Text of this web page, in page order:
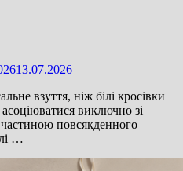
13.07.2026
взуття, ніж білі кросівки
виключно зі
повсякденного
…